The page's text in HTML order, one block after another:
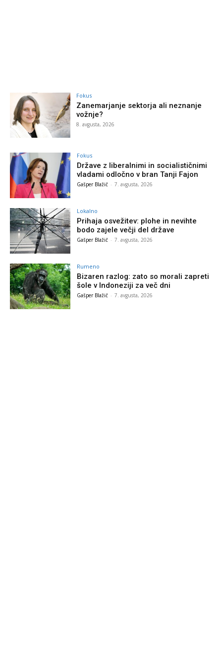
Fokus
Zanemarjanje sektorja ali neznanje
vožnje?
8. avgusta, 2026
Fokus
Države z liberalnimi in socialističnimi
vladami odločno v bran Tanji Fajon
Gašper Blažič - 7. avgusta, 2026
Lokalno
Prihaja osvežitev: plohe in nevihte
bodo zajele večji del države
Gašper Blažič - 7. avgusta, 2026
Rumeno
Bizaren razlog: zato so morali zapreti
šole v Indoneziji za več dni
Gašper Blažič - 7. avgusta, 2026